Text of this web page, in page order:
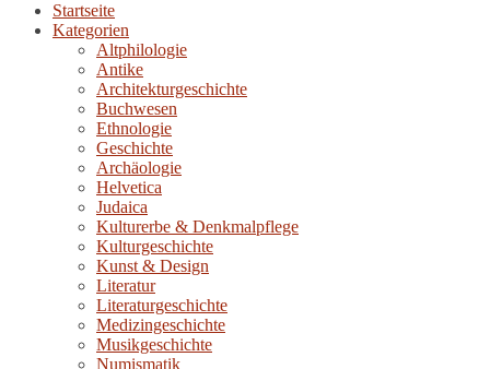
Startseite
Kategorien
Altphilologie
Antike
Architekturgeschichte
Buchwesen
Ethnologie
Geschichte
Archäologie
Helvetica
Judaica
Kulturerbe & Denkmalpflege
Kulturgeschichte
Kunst & Design
Literatur
Literaturgeschichte
Medizingeschichte
Musikgeschichte
Numismatik